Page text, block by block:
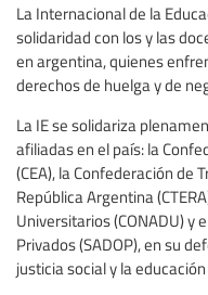
La Internacional de la
solidaridad con los y las
en argentina, quienes
derechos de huelga y de
La IE se solidariza
afiliadas en el país: la
(CEA), la Confederación de
República Argentina
Universitarios (CONADU) y
Privados (SADOP), en su
justicia social y la